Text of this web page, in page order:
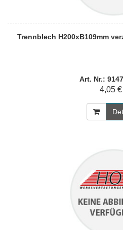
Trennblech H200xB109mm
Art. Nr.:
4,05